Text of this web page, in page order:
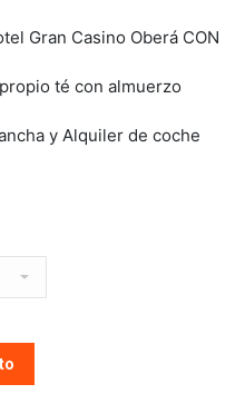
desde
hasta
$36,250.00
Gran Casino Oberá CON
té con almuerzo
y Alquiler de coche